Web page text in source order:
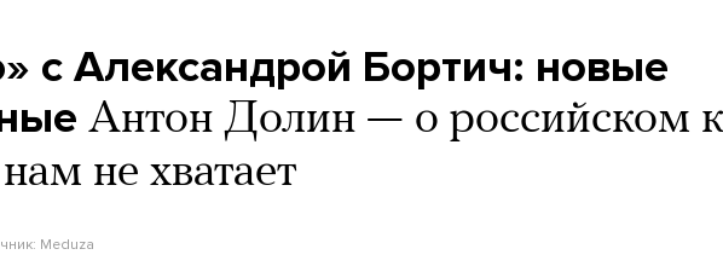
с Александрой Бортич: новые
Антон Долин — о российском
не хватает
Meduza